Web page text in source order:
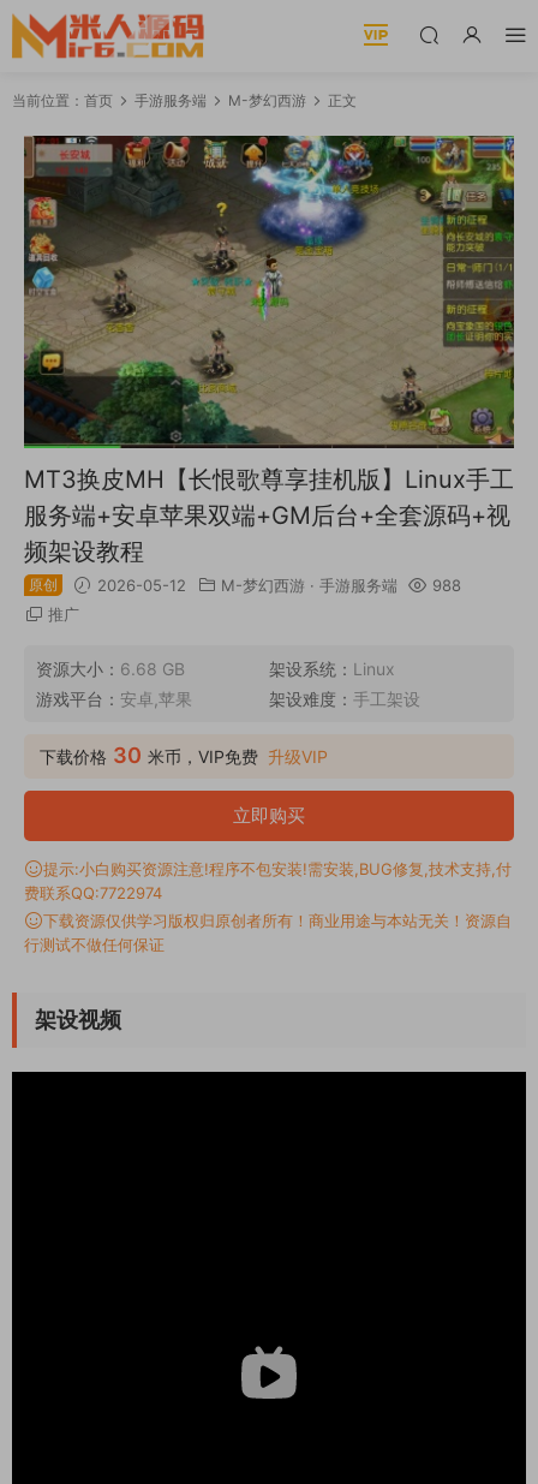
当前位置： 首页 手游服务端 M-梦幻西游 正文
MT3换皮MH【长恨歌尊享挂机版】Linux手工
服务端+安卓苹果双端+GM后台+全套源码+视
频架设教程
原创 2026-05-12 M-梦幻西游 · 手游服务端
988
推广
资源大小： 6.68 GB 架设系统： Linux
游戏平台： 安卓,苹果 架设难度： 手工架设
下载价格 30 米币，VIP免费 升级VIP
立即购买
提示:小白购买资源注意!程序不包安装!需安装,BUG修复,技术支持,付
费联系QQ:7722974
下载资源仅供学习版权归原创者所有！商业用途与本站无关！资源自
行测试不做任何保证
架设视频